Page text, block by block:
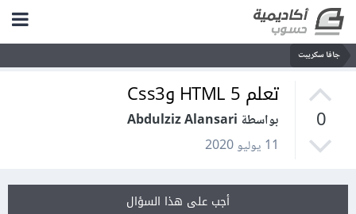
جافا سكريبت
0
تعلم HTML 5 وCss3
بواسطة Abdulziz Alansari
11 يوليو 2020
أجب على هذا السؤال